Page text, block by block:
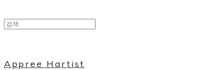
Appree Hartist